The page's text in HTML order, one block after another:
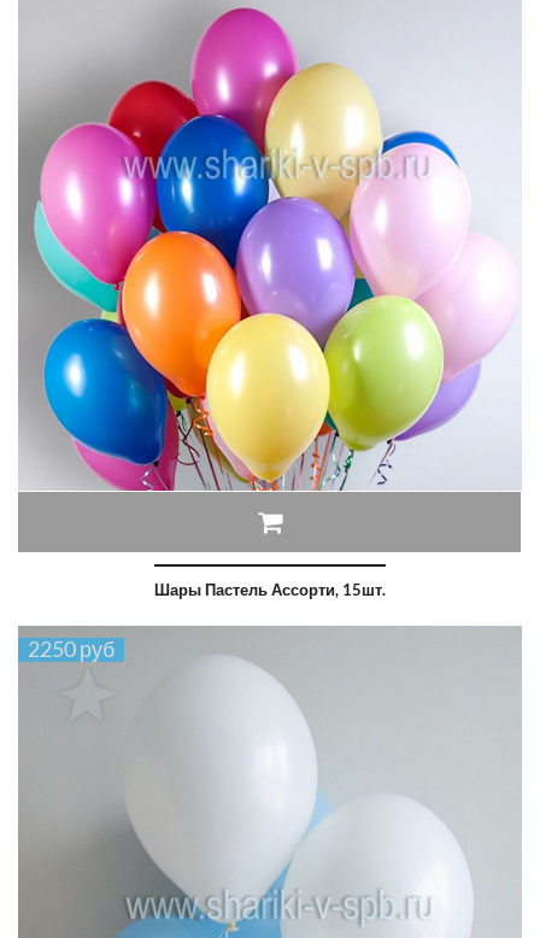
Шары Пастель Ассорти, 15шт.
2250 руб